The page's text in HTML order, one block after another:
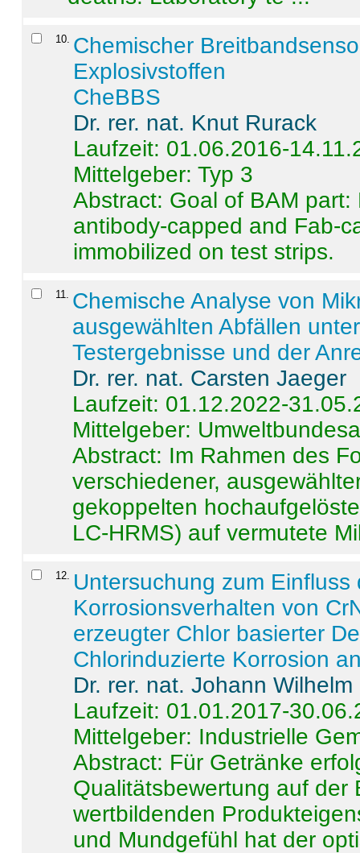
10 Chemischer
Explosivstoffen
CheBBS
Dr. rer. nat. Knut Rurack
Laufzeit: 01.06.2016-
Mittelgeber: Typ 3
Abstract: Goal of BAM
antibody-capped and Fab-
immobilized on test strips.
11
Chemische Analyse von
ausgewählten Abfällen
Testergebnisse und der
Dr. rer. nat. Carsten Jaeger
Laufzeit: 01.12.2022-
Mittelgeber:
Abstract: Im Rahmen des
verschiedener,
gekoppelten
LC-HRMS) auf vermutete
12
Untersuchung zum
Korrosionsverhalten von
erzeugter Chlor basierter
Chlorinduzierte Korrosion
Dr. rer. nat. Johann
Laufzeit: 01.01.2017-
Mittelgeber: Industrielle
Abstract: Für Getränke
Qualitätsbewertung auf der
wertbildenden
und Mundgefühl hat der